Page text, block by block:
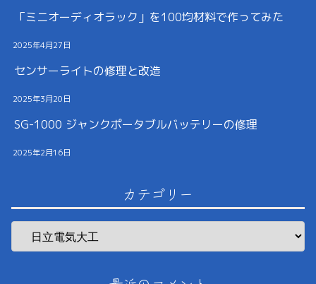
「ミニオーディオラック」を100均材料で作ってみた
2025年4月27日
センサーライトの修理と改造
2025年3月20日
SG-1000 ジャンクポータブルバッテリーの修理
2025年2月16日
カテゴリー